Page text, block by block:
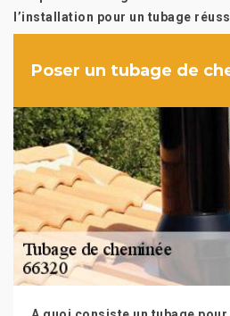
l’installation pour un tubage
Poser un tubage de